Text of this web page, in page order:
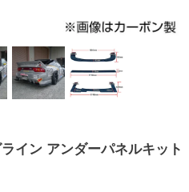
イン アンダーパネルキット